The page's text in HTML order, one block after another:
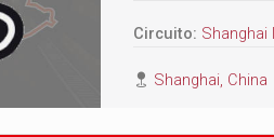
Circuito: Shanghai
Shanghai, China